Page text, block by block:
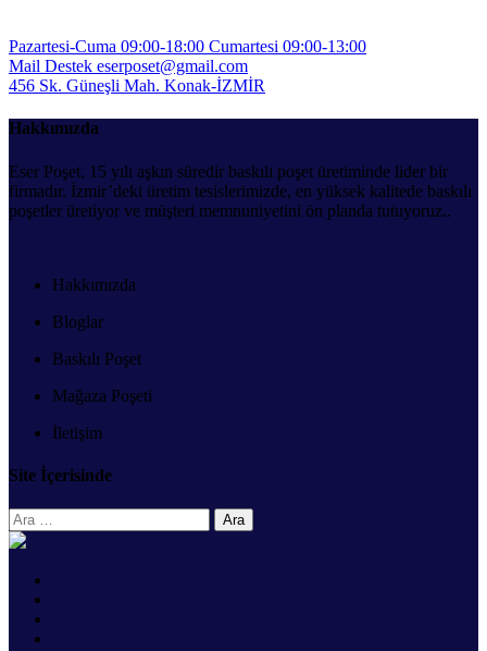
Pazartesi-Cuma 09:00-18:00 Cumartesi 09:00-13:00
Mail Destek eserposet@gmail.com
456 Sk. Güneşli Mah. Konak-İZMİR
Hakkımızda
Eser Poşet, 15 yılı aşkın süredir baskılı poşet üretiminde lider bir
firmadır. İzmir’deki üretim tesislerimizde, en yüksek kalitede baskılı
poşetler üretiyor ve müşteri memnuniyetini ön planda tutuyoruz..
Hakkımızda
Bloglar
Baskılı Poşet
Mağaza Poşeti
İletişim
Site İçerisinde
Arama: